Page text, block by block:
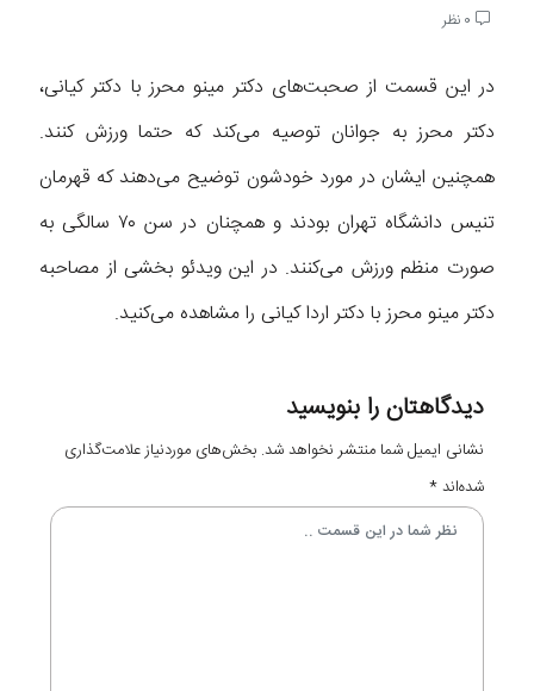
0 نظر
در این قسمت از صحبت‌های دکتر مینو محرز با دکتر کیانی،
دکتر محرز به جوانان توصیه می‌کند که حتما ورزش کنند.
همچنین ایشان در مورد خودشون توضیح می‌دهند که قهرمان
تنیس دانشگاه تهران بودند و همچنان در سن ۷۰ سالگی به
صورت منظم ورزش می‌کنند. در این ویدئو بخشی از مصاحبه
دکتر مینو محرز با دکتر اردا کیانی را مشاهده می‌کنید.
دیدگاهتان را بنویسید
نشانی ایمیل شما منتشر نخواهد شد. بخش‌های موردنیاز علامت‌گذاری
شده‌اند*